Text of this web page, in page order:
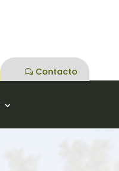
Contacto